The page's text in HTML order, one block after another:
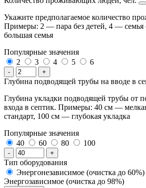
Укажите предполагаемое количество
Примеры: 2 — пара без детей, 4 —
большая семья
Популярные значения
2
3 4 5 6
- +
Глубина подводящей трубы на вводе в
Глубина укладки подводящей трубы от
входа в септик. Примеры: 40 см —
стандарт, 100 см — глубокая укладка
Популярные значения
40
60 80 100
- +
Тип оборудования
Энергонезависимое (очистка до 60%)
Энергозависимое (очистка до 98%)